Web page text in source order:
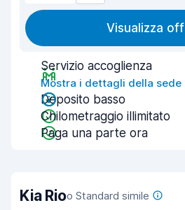
Visualizza
Servizio accoglienza
Mostra i dettagli della sede
Deposito basso
Chilometraggio illimitato
Paga una parte ora
Kia Rioo Standard simile